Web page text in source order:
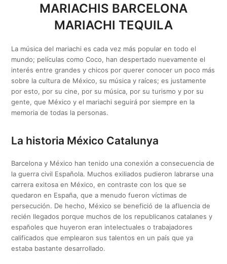
MARIACHIS BARCELONA
MARIACHI TEQUILA
La música del mariachi es cada vez más popular en todo el
mundo; películas como Coco, han despertado nuevamente el
interés entre grandes y chicos por querer conocer un poco más
sobre la cultura de México, su música y raíces; es justamente
por esto, por su cine, por su música, por su turismo y por su
gente, que México y el mariachi seguirá por siempre en la
memoria de todas la personas.
La historia México Catalunya
Barcelona y México han tenido una conexión a consecuencia de
la guerra civil Española. Muchos exiliados pudieron labrarse una
carrera exitosa en México, en contraste con los que se
quedaron en España, que a menudo fueron víctimas de
persecución. De hecho, México se benefició de la afluencia de
recién llegados porque muchos de los republicanos catalanes y
españoles que huyeron eran intelectuales o trabajadores
calificados que emplearon sus talentos en un país que ya
estaba bastante desarrollado.